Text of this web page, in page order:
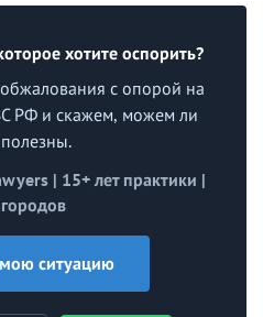
хотите оспорить?
с опорой на
РФ и скажем, можем ли
| 15+ лет практики |
ситуацию